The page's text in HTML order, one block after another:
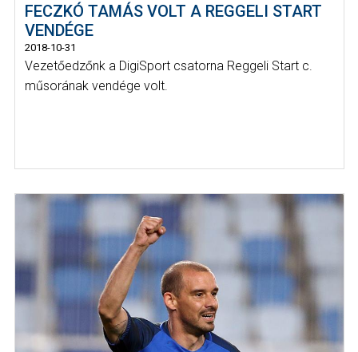
FECZKÓ TAMÁS VOLT A REGGELI START
VENDÉGE
2018-10-31
Vezetőedzőnk a DigiSport csatorna Reggeli Start c.
műsorának vendége volt.